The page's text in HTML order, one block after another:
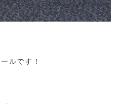
ルです！